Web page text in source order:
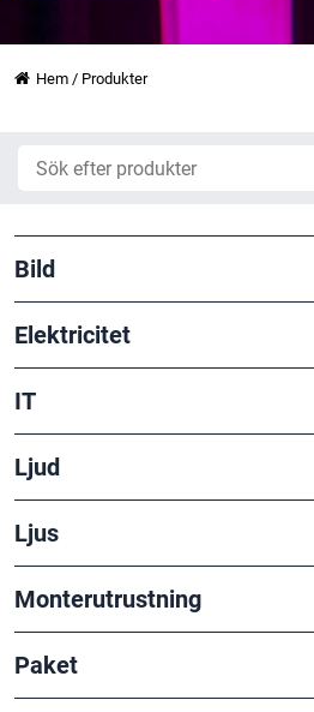
Hem / Produkter
Bild
Elektricitet
IT
Ljud
Ljus
Monterutrustning
Paket